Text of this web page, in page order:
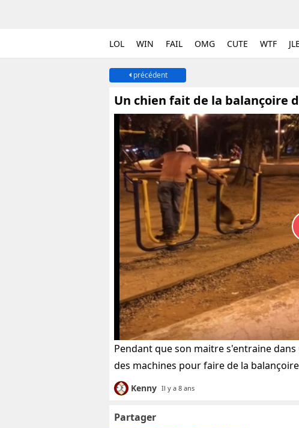
LOL WIN FAIL OMG CUTE WTF
précédent
Un chien fait de la balançoire
Pendant que son maitre s'entraine
des machines pour faire de la
Kenny Il y a 8 ans
Partager